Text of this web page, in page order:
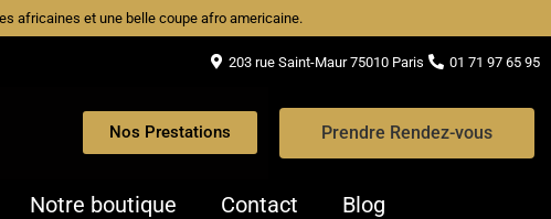
africaines et une belle coupe afro americaine.
203 rue Saint-Maur 75010 Paris 01 71 97 65 95
Nos Prestations Prendre Rendez-vous
Notre boutique Contact Blog